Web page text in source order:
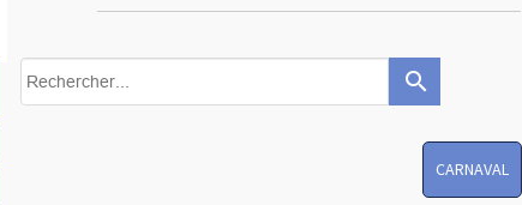
search
CARNAVAL